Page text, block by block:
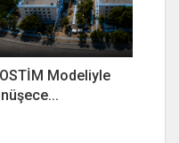
Modeliyle